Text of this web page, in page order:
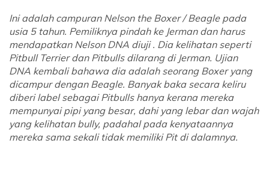
Ini adalah campuran Nelson the Boxer / Beagle pada
usia 5 tahun. Pemiliknya pindah ke Jerman dan harus
mendapatkan Nelson DNA diuji . Dia kelihatan seperti
Pitbull Terrier dan Pitbulls dilarang di Jerman. Ujian
DNA kembali bahawa dia adalah seorang Boxer yang
dicampur dengan Beagle. Banyak baka secara keliru
diberi label sebagai Pitbulls hanya kerana mereka
mempunyai pipi yang besar, dahi yang lebar dan wajah
yang kelihatan bully, padahal pada kenyataannya
mereka sama sekali tidak memiliki Pit di dalamnya.